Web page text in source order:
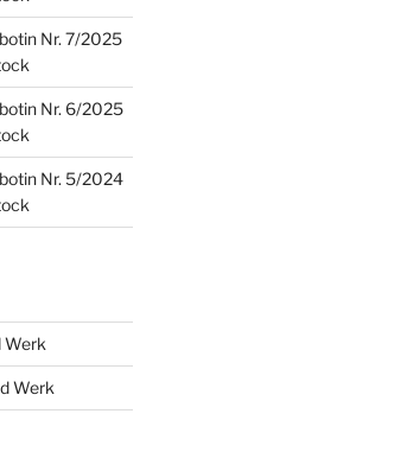
Nr. 7/2025
Nr. 6/2025
Nr. 5/2024
Werk
Werk